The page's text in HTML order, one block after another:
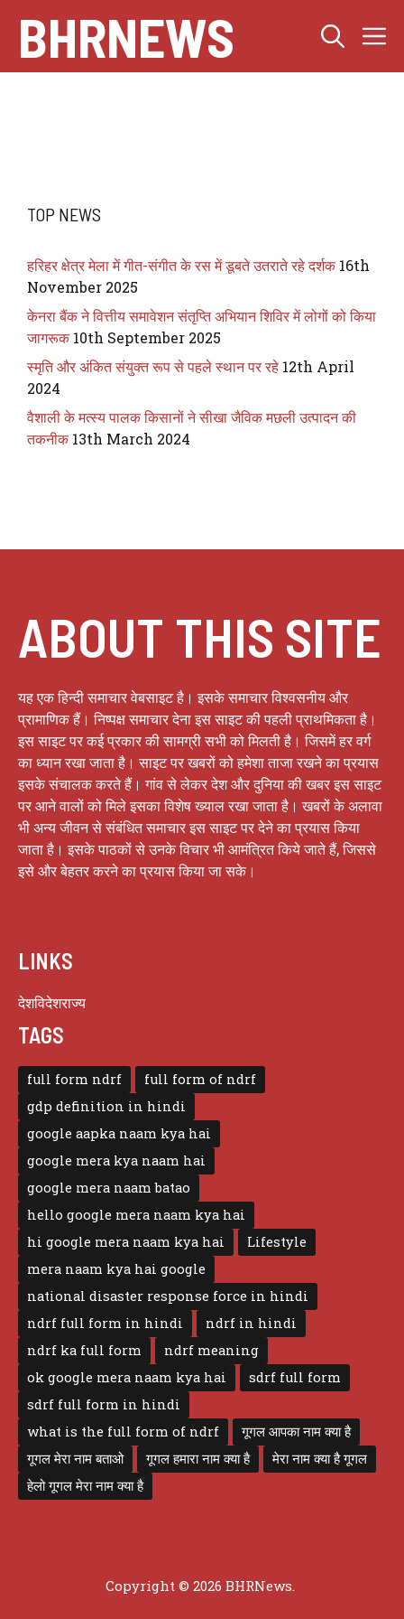
content
BHRNEWS
TOP NEWS
हरिहर क्षेत्र मेला में गीत-संगीत के रस में डूबते उतराते रहे दर्शक 16th
November 2025
केनरा बैंक ने वित्तीय समावेशन संतृप्ति अभियान शिविर में लोगों को किया
जागरूक 10th September 2025
स्मृति और अंकित संयुक्त रूप से पहले स्थान पर रहे 12th April
2024
वैशाली के मत्स्य पालक किसानों ने सीखा जैविक मछली उत्पादन की
तकनीक 13th March 2024
ABOUT THIS SITE
यह एक हिन्दी समाचार वेबसाइट है। इसके समाचार विश्वसनीय और
प्रामाणिक हैं। निष्पक्ष समाचार देना इस साइट की पहली प्राथमिकता है।
इस साइट पर कई प्रकार की सामग्री सभी को मिलती है। जिसमें हर वर्ग
का ध्यान रखा जाता है। साइट पर खबरों को हमेशा ताजा रखने का प्रयास
इसके संचालक करते हैं। गांव से लेकर देश और दुनिया की खबर इस साइट
पर आने वालों को मिले इसका विशेष ख्याल रखा जाता है। खबरों के अलावा
भी अन्य जीवन से संबंधित समाचार इस साइट पर देने का प्रयास किया
जाता है। इसके पाठकों से उनके विचार भी आमंत्रित किये जाते हैं, जिससे
इसे और बेहतर करने का प्रयास किया जा सके।
LINKS
देशविदेशराज्य
TAGS
full form ndrf
full form of ndrf
gdp definition in hindi
google aapka naam kya hai
google mera kya naam hai
google mera naam batao
hello google mera naam kya hai
hi google mera naam kya hai
Lifestyle
mera naam kya hai google
national disaster response force in hindi
ndrf full form in hindi
ndrf in hindi
ndrf ka full form
ndrf meaning
ok google mera naam kya hai
sdrf full form
sdrf full form in hindi
what is the full form of ndrf
गूगल आपका नाम क्या है
गूगल मेरा नाम बताओ
गूगल हमारा नाम क्या है
मेरा नाम क्या है गूगल
हेलो गूगल मेरा नाम क्या है
Copyright © 2026 BHRNews.